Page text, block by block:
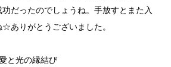
だったのでしょうね。手放すとまた入
ありがとうございました。
と光の縁結び